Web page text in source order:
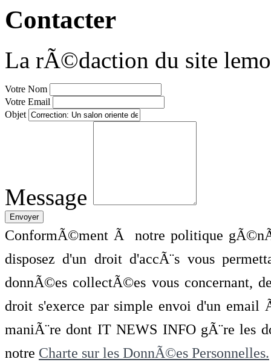
Contacter
La rÃ©daction du site
Votre Nom
Votre Email
Objet
Message
ConformÃ©ment Ã notre politique
disposez d'un droit d'accÃ¨s vous
donnÃ©es collectÃ©es vous concernant,
droit s'exerce par simple envoi d'un
maniÃ¨re dont IT NEWS INFO gÃ¨re les
notre Charte sur les DonnÃ©es Personnelles.